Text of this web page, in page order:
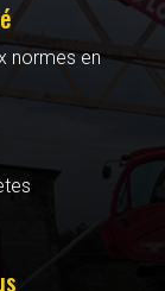
normes en